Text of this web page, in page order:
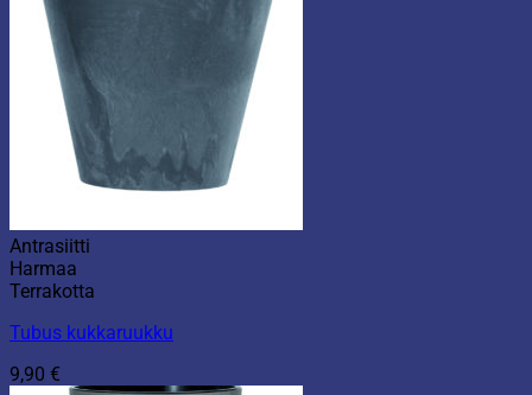
Antrasiitti
Harmaa
Terrakotta
Tubus kukkaruukku
9,90 €